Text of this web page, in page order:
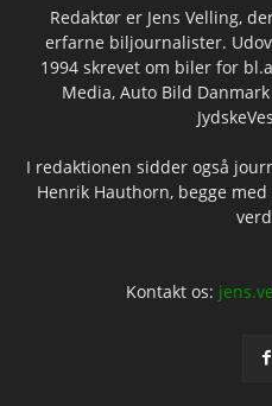
Redaktør er Jens Velling,
erfarne biljournalister.
1994 skrevet om biler for
Media, Auto Bild
I redaktionen sidder også
Henrik Hauthorn, begge
Kontakt os: